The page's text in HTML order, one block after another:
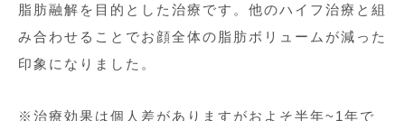
脂肪融解を目的とした治療です。他のハイフ治療と組
み合わせることでお顔全体の脂肪ボリュームが減った
印象になりました。
※治療効果は個人差がありますがおよそ半年~1年で